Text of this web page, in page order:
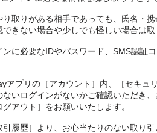
り取りがある相手であっても、氏名・
きない場合や少しでも怪しい場合は
ンに必要なIDやパスワード、SMS認証
アプリの［アカウント］内、［セキュ
ないログインがないかご確認いただき
アウト］をお願いいたします。
引履歴］より、お心当たりのない取り